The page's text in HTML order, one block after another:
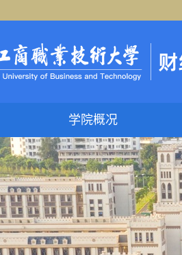
学院概况